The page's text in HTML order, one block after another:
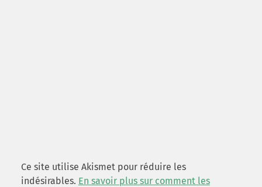
Ce site utilise Akismet pour réduire les
indésirables. En savoir plus sur comment les